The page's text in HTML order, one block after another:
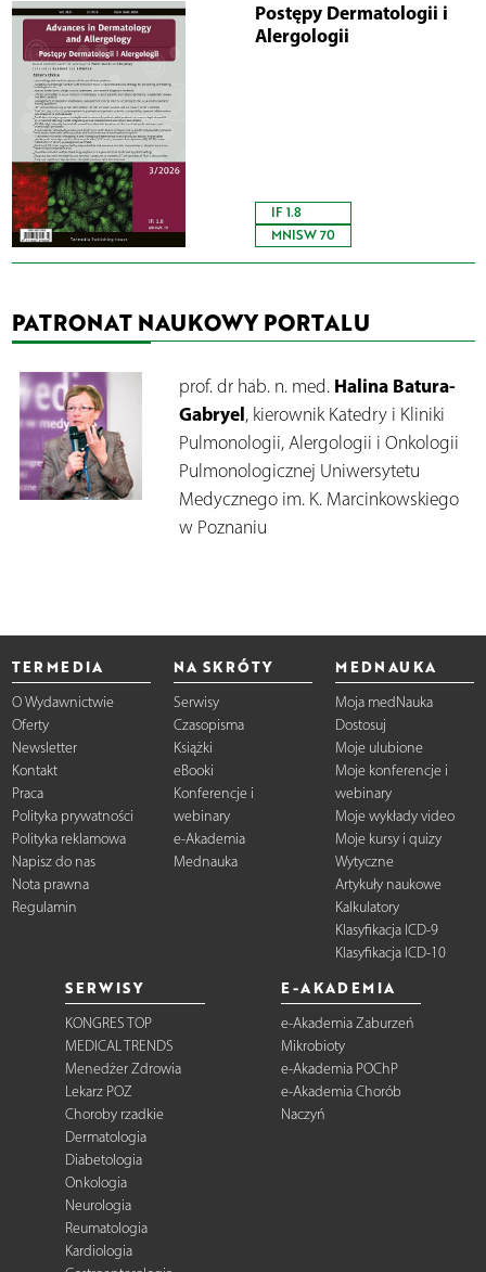
Postępy Dermatologii i
Alergologii
IF 1.8
MNISW 70
PATRONAT NAUKOWY PORTALU
prof. dr hab. n. med. Halina Batura-
Gabryel, kierownik Katedry i Kliniki
Pulmonologii, Alergologii i Onkologii
Pulmonologicznej Uniwersytetu
Medycznego im. K. Marcinkowskiego
w Poznaniu
TERMEDIA
O Wydawnictwie
Oferty
Newsletter
Kontakt
Praca
Polityka prywatności
Polityka reklamowa
Napisz do nas
Nota prawna
Regulamin
NA SKRÓTY
Serwisy
Czasopisma
Książki
eBooki
Konferencje i
webinary
e-Akademia
Mednauka
MEDNAUKA
Moja medNauka
Dostosuj
Moje ulubione
Moje konferencje i
webinary
Moje wykłady video
Moje kursy i quizy
Wytyczne
Artykuły naukowe
Kalkulatory
Klasyfikacja ICD-9
Klasyfikacja ICD-10
SERWISY
KONGRES TOP
MEDICAL TRENDS
Menedżer Zdrowia
Lekarz POZ
Choroby rzadkie
Dermatologia
Diabetologia
Onkologia
Neurologia
Reumatologia
Kardiologia
E-AKADEMIA
e-Akademia Zaburzeń
Mikrobioty
e-Akademia POChP
e-Akademia Chorób
Naczyń